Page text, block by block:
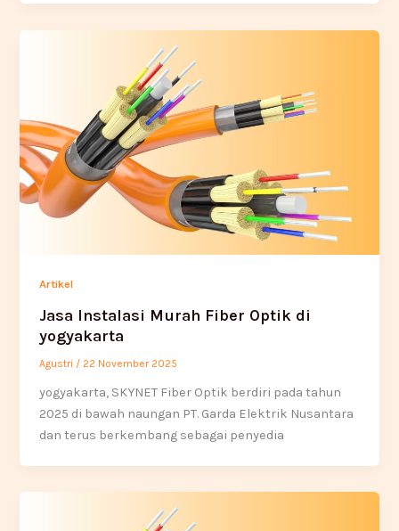
Artikel
Jasa Instalasi Murah Fiber Optik di
yogyakarta
Agustri / 22 November 2025
yogyakarta, SKYNET Fiber Optik berdiri pada tahun
2025 di bawah naungan PT. Garda Elektrik Nusantara
dan terus berkembang sebagai penyedia